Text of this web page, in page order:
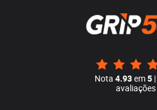
Nota 4.93em5 |
avaliações